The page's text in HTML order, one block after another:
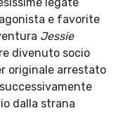
e favorite
Jessie
divenuto socio
originale arrestato
dalla strana